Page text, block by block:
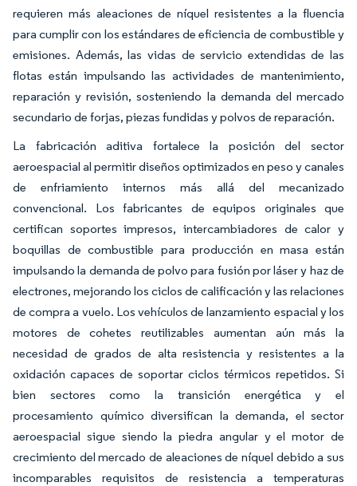
requieren más aleaciones de níquel resistentes a la fluencia
para cumplir con los estándares de eficiencia de combustible y
emisiones. Además, las vidas de servicio extendidas de las
flotas están impulsando las actividades de mantenimiento,
reparación y revisión, sosteniendo la demanda del mercado
secundario de forjas, piezas fundidas y polvos de reparación.
La fabricación aditiva fortalece la posición del sector
aeroespacial al permitir diseños optimizados en peso y canales
de enfriamiento internos más allá del mecanizado
convencional. Los fabricantes de equipos originales que
certifican soportes impresos, intercambiadores de calor y
boquillas de combustible para producción en masa están
impulsando la demanda de polvo para fusión por láser y haz de
electrones, mejorando los ciclos de calificación y las relaciones
de compra a vuelo. Los vehículos de lanzamiento espacial y los
motores de cohetes reutilizables aumentan aún más la
necesidad de grados de alta resistencia y resistentes a la
oxidación capaces de soportar ciclos térmicos repetidos. Si
bien sectores como la transición energética y el
procesamiento químico diversifican la demanda, el sector
aeroespacial sigue siendo la piedra angular y el motor de
crecimiento del mercado de aleaciones de níquel debido a sus
incomparables requisitos de resistencia a temperaturas